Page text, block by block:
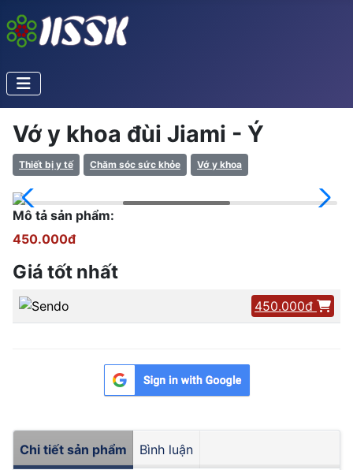
Vớ y khoa đùi Jiami - Ý
Thiết bị y tế Chăm sóc sức khỏe Vớ y khoa
Mô tả sản phẩm:
450.000đ
Giá tốt nhất
450.000đ
Chi tiết sản phẩm Bình luận